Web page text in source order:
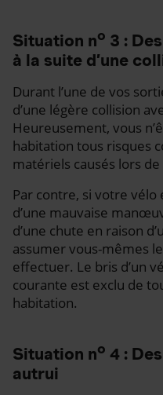
Situation no 3 :
à la suite d’une
Durant l’une de vos
d’une légère collision
Heureusement, vous
habitation tous risques
matériels causés lors de
Par contre, si votre vélo
d’une mauvaise
d’une chute en raison
assumer vous-mêmes
effectuer. Le bris d’un
courante est exclu de
habitation.
Situation no 4 :
autrui